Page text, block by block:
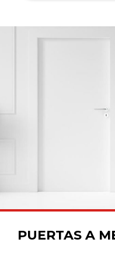
PUERTAS A